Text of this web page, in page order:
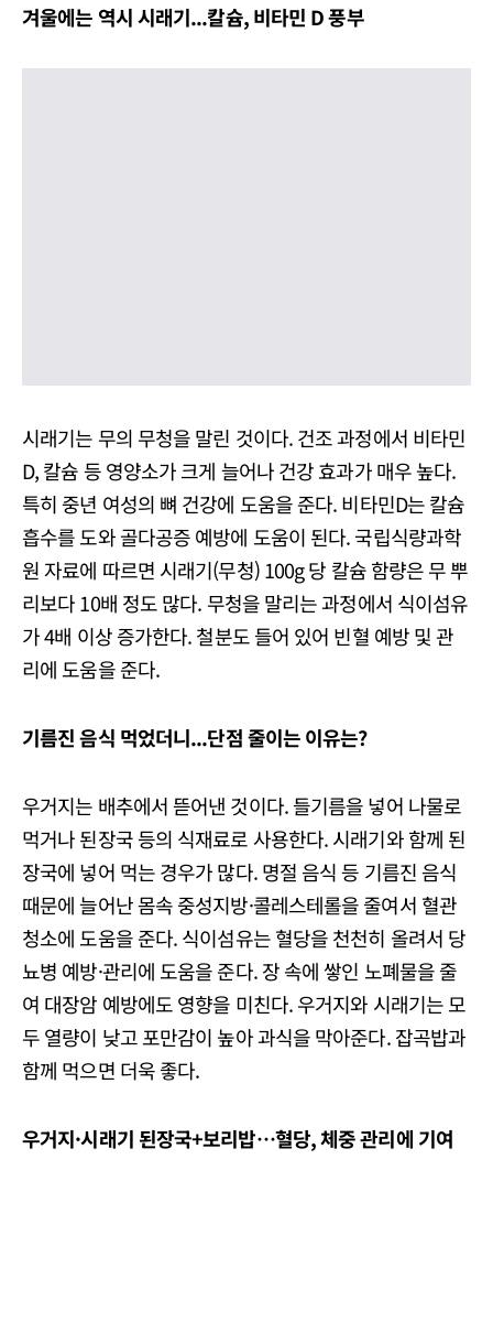
겨울에는 역시 시래기...칼슘, 비타민 D 풍부
시래기는 무의 무청을 말린 것이다. 건조 과정에서 비타민
D, 칼슘 등 영양소가 크게 늘어나 건강 효과가 매우 높다.
특히 중년 여성의 뼈 건강에 도움을 준다. 비타민D는 칼슘
흡수를 도와 골다공증 예방에 도움이 된다. 국립식량과학
원 자료에 따르면 시래기(무청) 100g 당 칼슘 함량은 무 뿌
리보다 10배 정도 많다. 무청을 말리는 과정에서 식이섬유
가 4배 이상 증가한다. 철분도 들어 있어 빈혈 예방 및 관
리에 도움을 준다.
기름진 음식 먹었더니...단점 줄이는 이유는?
우거지는 배추에서 뜯어낸 것이다. 들기름을 넣어 나물로
먹거나 된장국 등의 식재료로 사용한다. 시래기와 함께 된
장국에 넣어 먹는 경우가 많다. 명절 음식 등 기름진 음식
때문에 늘어난 몸속 중성지방·콜레스테롤을 줄여서 혈관
청소에 도움을 준다. 식이섬유는 혈당을 천천히 올려서 당
뇨병 예방·관리에 도움을 준다. 장 속에 쌓인 노폐물을 줄
여 대장암 예방에도 영향을 미친다. 우거지와 시래기는 모
두 열량이 낮고 포만감이 높아 과식을 막아준다. 잡곡밥과
함께 먹으면 더욱 좋다.
우거지·시래기 된장국+보리밥…혈당, 체중 관리에 기여